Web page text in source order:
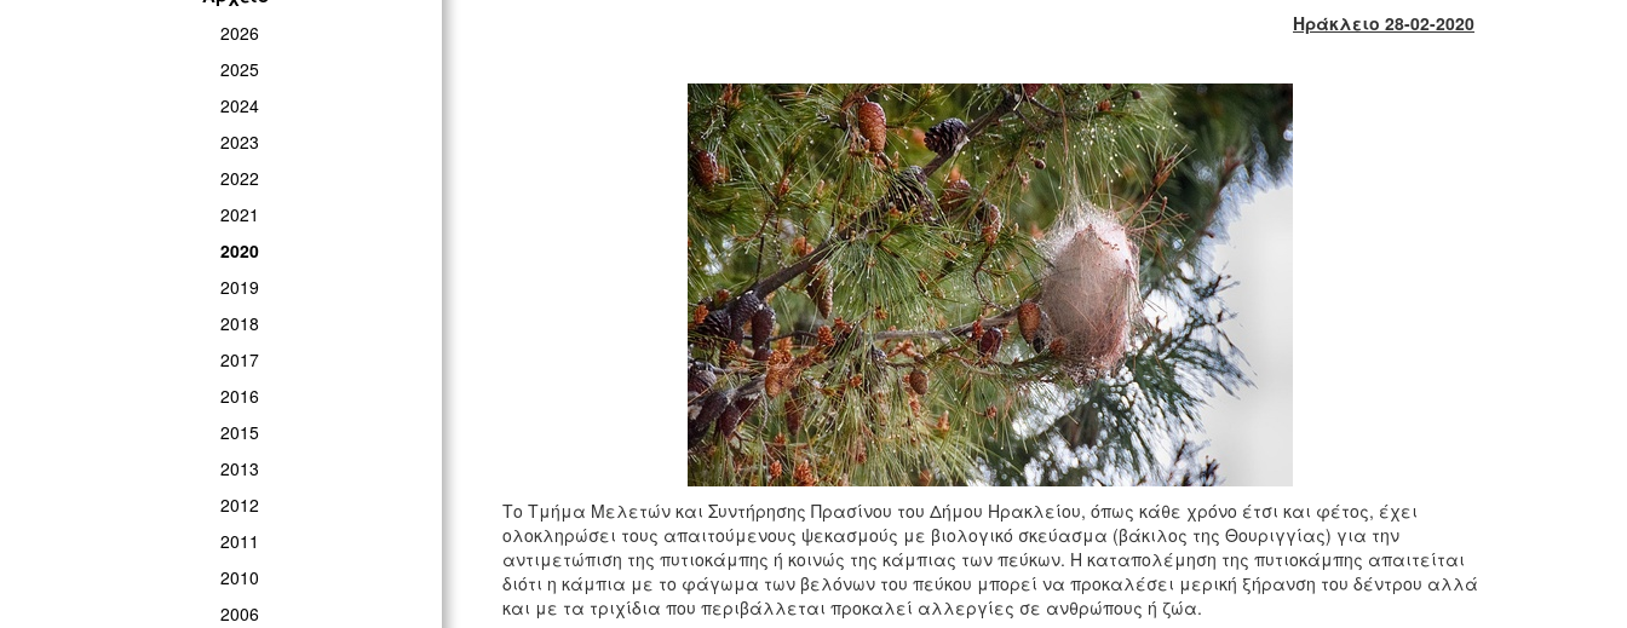
2026
2025
2024
2023
2022
2021
2020
2019
2018
2017
2016
2015
2013
2012
2011
2010
2006
Ηράκλειο 28-02-2020
Το Τμήμα Μελετών και Συντήρησης Πρασίνου του Δήμου Ηρακλείου, όπως κάθε χρόνο έτσι και φέτος, έχει
ολοκληρώσει τους απαιτούμενους ψεκασμούς με βιολογικό σκεύασμα (βάκιλος της Θουριγγίας) για την
αντιμετώπιση της πυτιοκάμπης ή κοινώς της κάμπιας των πεύκων. Η καταπολέμηση της πυτιοκάμπης απαιτείται
διότι η κάμπια με το φάγωμα των βελόνων του πεύκου μπορεί να προκαλέσει μερική ξήρανση του δέντρου αλλά
και με τα τριχίδια που περιβάλλεται προκαλεί αλλεργίες σε ανθρώπους ή ζώα.